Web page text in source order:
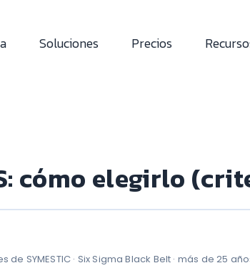
Soluciones Precios
cómo elegirlo
de SYMESTIC · Six Sigma Black Belt · más de 25